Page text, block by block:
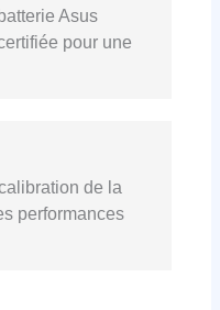
Asus
pour une
de la
performances